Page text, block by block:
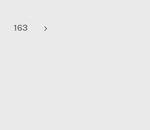
163 Next